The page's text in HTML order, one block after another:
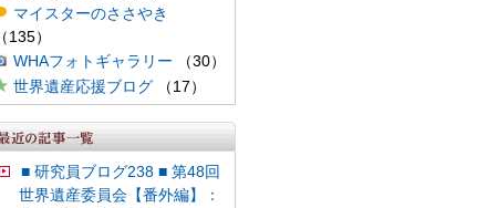
マイスターのささやき
（135）
WHAフォトギャラリー （30）
世界遺産応援ブログ（17）
■ 研究員ブログ238 ■ 第48回
世界遺産委員会【番外編】：